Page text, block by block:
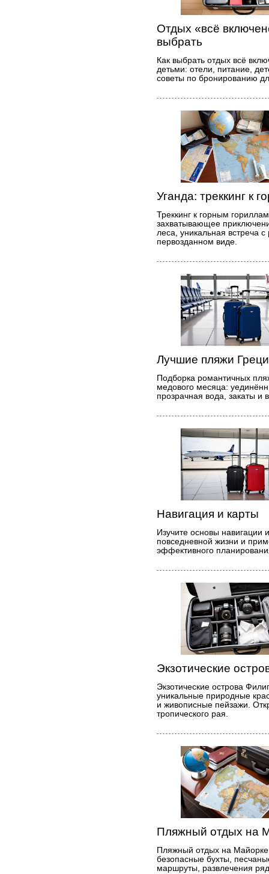
Отдых «всё
выбрать
Как выбрать отдых всё
детьми: отели, питание,
советы по бронированию
Уганда: треккинг к
Треккинг к горным
захватывающее
леса, уникальная встреча
первозданном виде.
Лучшие пляжи
Подборка романтичных
медового месяца:
прозрачная вода, закаты и
Навигация и карты
Изучите основы навигации
повседневной жизни и
эффективного
Экзотические
Экзотические острова
уникальные природные
и живописные пейзажи.
тропического рая.
Пляжный отдых на
Пляжный отдых на
безопасные бухты,
маршруты, развлечения